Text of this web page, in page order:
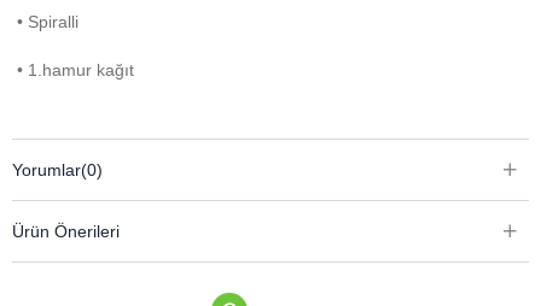
• Spiralli
• 1.hamur kağıt
Yorumlar(0)
Ürün Önerileri